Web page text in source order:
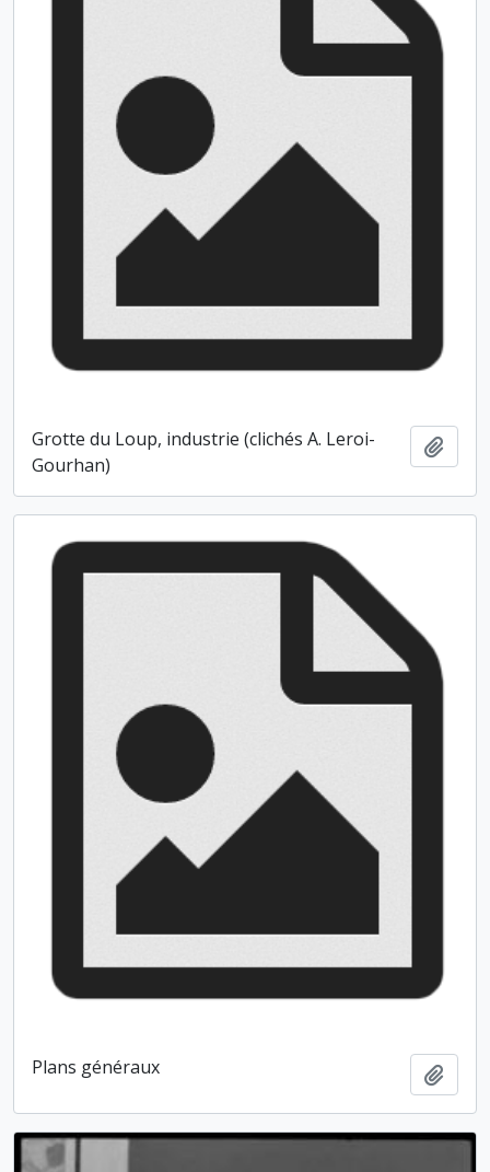
Grotte du Loup, industrie (clichés A. Leroi-
Gourhan)
Plans généraux